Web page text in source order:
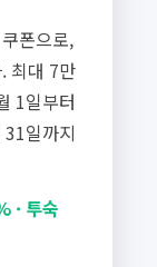
폰으로,
최대 7만
1일부터
일까지
· 투숙